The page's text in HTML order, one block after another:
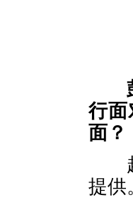
行面
面？
赵
提供